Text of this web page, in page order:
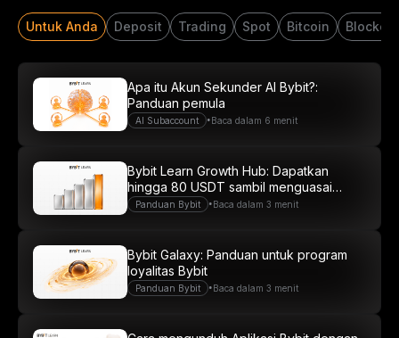
Untuk Anda Deposit Trading Spot Bitcoin
AI Subaccount • Baca dalam 6 menit
Apa itu Akun Sekunder AI Bybit?:
Panduan pemula
Panduan Bybit • Baca dalam 3 menit
Bybit Learn Growth Hub: Dapatkan
hingga 80 USDT sambil menguasai
kripto
Panduan Bybit • Baca dalam 3 menit
Bybit Galaxy: Panduan untuk program
loyalitas Bybit
Gabung